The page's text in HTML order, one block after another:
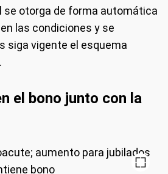
se otorga de forma automática
las condiciones y se
siga vigente el esquema
el bono junto con la